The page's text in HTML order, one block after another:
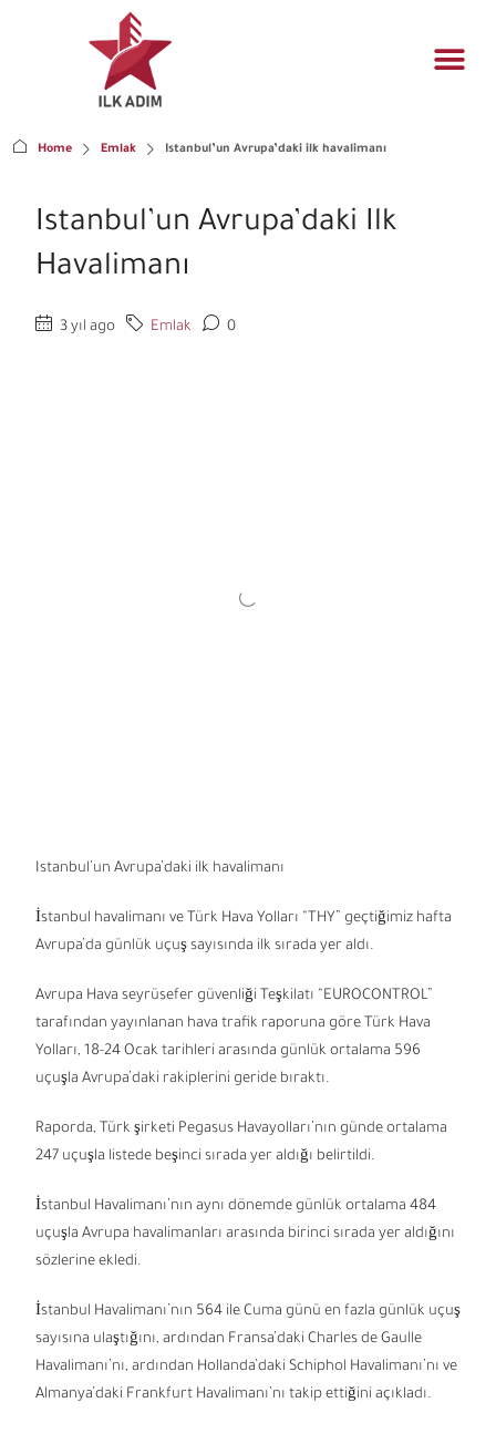
Home Emlak Istanbul’un Avrupa’daki ilk havalimanı
Istanbul’un Avrupa’daki Ilk
Havalimanı
3 yıl ago Emlak 0
Istanbul’un Avrupa’daki ilk havalimanı
İstanbul havalimanı ve Türk Hava Yolları “THY” geçtiğimiz hafta
Avrupa’da günlük uçuş sayısında ilk sırada yer aldı.
Avrupa Hava seyrüsefer güvenliği Teşkilatı “EUROCONTROL”
tarafından yayınlanan hava trafik raporuna göre Türk Hava
Yolları, 18-24 Ocak tarihleri arasında günlük ortalama 596
uçuşla Avrupa’daki rakiplerini geride bıraktı.
Raporda, Türk şirketi Pegasus Havayolları’nın günde ortalama
247 uçuşla listede beşinci sırada yer aldığı belirtildi.
İstanbul Havalimanı’nın aynı dönemde günlük ortalama 484
uçuşla Avrupa havalimanları arasında birinci sırada yer aldığını
sözlerine ekledi.
İstanbul Havalimanı’nın 564 ile Cuma günü en fazla günlük uçuş
sayısına ulaştığını, ardından Fransa’daki Charles de Gaulle
Havalimanı’nı, ardından Hollanda’daki Schiphol Havalimanı’nı ve
Almanya’daki Frankfurt Havalimanı’nı takip ettiğini açıkladı.